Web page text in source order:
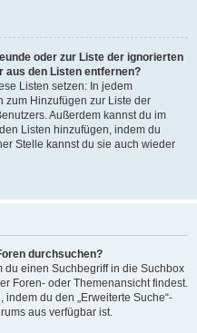
oder zur Liste der ignorierten
aus den Listen entfernen?
Listen setzen: In jedem
zum Hinzufügen zur Liste der
Außerdem kannst du im
Listen hinzufügen, indem du
Stelle kannst du sie auch wieder
durchsuchen?
du einen Suchbegriff in die Suchbox
Foren- oder Themenansicht findest.
du den „Erweiterte Suche“-
aus verfügbar ist.